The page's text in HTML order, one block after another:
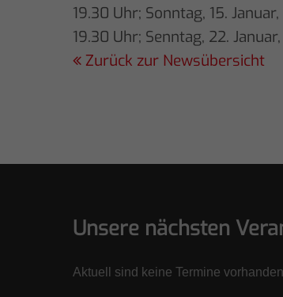
19.30 Uhr; Sonntag, 15.
19.30 Uhr; Senntag, 22.
Zurück zur Newsübersicht
Unsere nächsten
Aktuell sind keine Termine